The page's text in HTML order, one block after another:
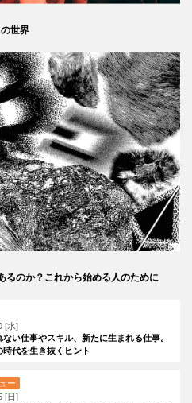
世界
るのか？これから始める人のために
[水]
い仕事やスキル、新たに生まれる仕事。
時代を生き抜くヒント
ー
[日]